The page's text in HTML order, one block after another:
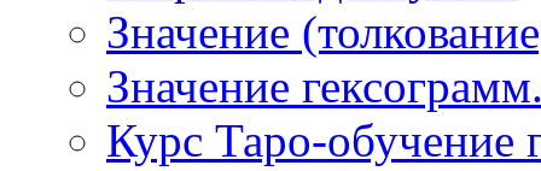
Значение
Значение
Курс Таро-обучение